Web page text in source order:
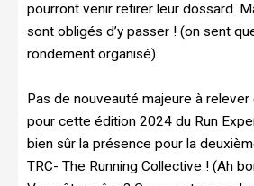
pourront venir retirer leur dossard.
sont obligés d’y passer ! (on sent
rondement organisé).
Pas de nouveauté majeure à
pour cette édition 2024 du Run
bien sûr la présence pour la
TRC- The Running Collective ! (Ah